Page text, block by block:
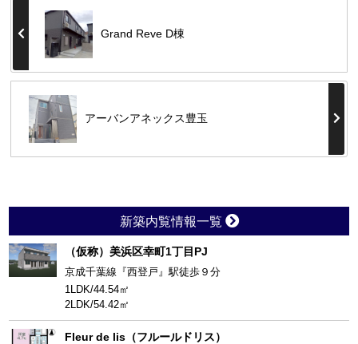
Grand Reve D棟
アーバンアネックス豊玉
新築内覧情報一覧
（仮称）美浜区幸町1丁目PJ
京成千葉線『西登戸』駅徒歩９分
1LDK/44.54㎡
2LDK/54.42㎡
Fleur de lis（フルールドリス）